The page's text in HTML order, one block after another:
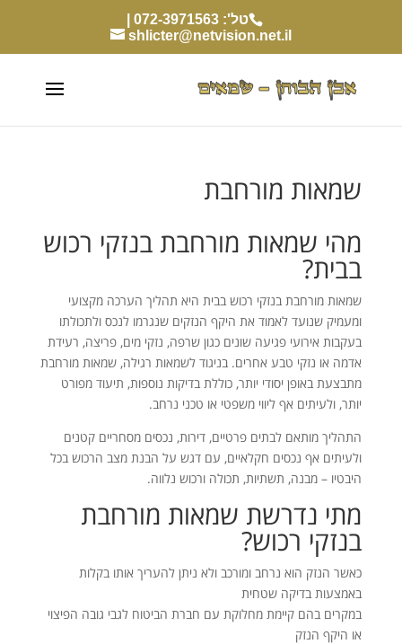
טל': 072-3971563 |
shlicter@netvision.net.il
שמאות מורחבת
מהי שמאות מורחבת בנזקי רכוש
בבית?
שמאות מורחבת בנזקי רכוש בבית היא תהליך הערכה מקצועי
ומעמיק שנועד לאמוד את היקף הנזקים שנגרמו לנכס ולתכולתו
בעקבות אירועי פגיעה שונים כגון שרפה, נזקי מים, פריצה, רעידת
אדמה או נזקי טבע אחרים. בניגוד לשמאות רגילה, שמאות מורחבת
מתבצעת באופן יסודי יותר, כוללת בדיקות נוספות, תיעוד מפורט
יותר, ולעיתים אף ליווי משפטי או טכני נרחב.
התהליך מותאם לבתים פרטיים, דירות, נכסים מסחריים קטנים
ולעיתים אף נכסים חקלאיים, עם דגש על הבנת מצב הרכוש בכל
היבטיו – מבנה, תשתיות, תכולה ורכוש נלווה.
מתי נדרשת שמאות מורחבת
בנזקי רכוש?
כאשר הנזק הוא נרחב ומורכב ולא ניתן להעריך אותו בקלות
באמצעות בדיקה שטחית
במקרים בהם קיימת מחלוקת עם חברת הביטוח לגבי גובה הפיצוי
או היקף הנזק